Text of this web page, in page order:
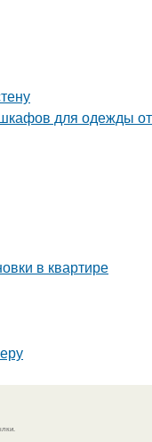
шкафов для одежды
в квартире